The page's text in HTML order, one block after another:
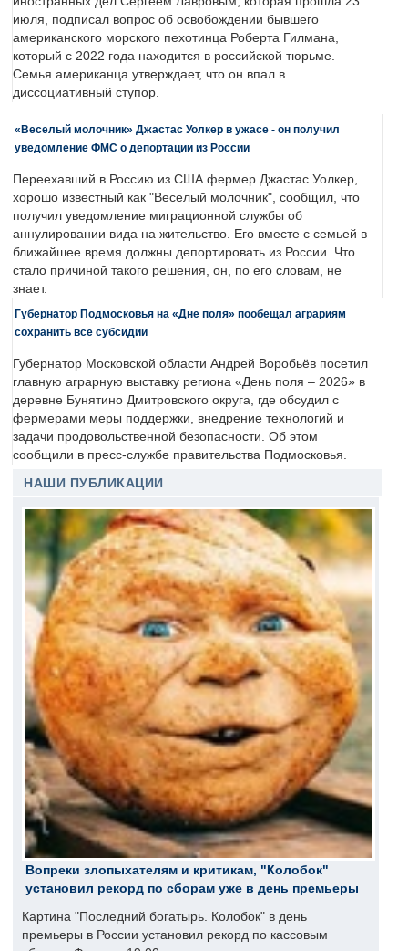
июля, подписал вопрос об освобождении бывшего
американского морского пехотинца Роберта Гилмана,
который с 2022 года находится в российской тюрьме.
Семья американца утверждает, что он впал в
диссоциативный ступор.
«Веселый молочник» Джастас Уолкер в ужасе - он получил
уведомление ФМС о депортации из России
Переехавший в Россию из США фермер Джастас Уолкер,
хорошо известный как "Веселый молочник", сообщил, что
получил уведомление миграционной службы об
аннулировании вида на жительство. Его вместе с семьей в
ближайшее время должны депортировать из России. Что
стало причиной такого решения, он, по его словам, не
знает.
Губернатор Подмосковья на «Дне поля» пообещал аграриям
сохранить все субсидии
Губернатор Московской области Андрей Воробьёв посетил
главную аграрную выставку региона «День поля – 2026» в
деревне Бунятино Дмитровского округа, где обсудил с
фермерами меры поддержки, внедрение технологий и
задачи продовольственной безопасности. Об этом
сообщили в пресс-службе правительства Подмосковья.
НАШИ ПУБЛИКАЦИИ
Вопреки злопыхателям и критикам, "Колобок"
установил рекорд по сборам уже в день премьеры
Картина "Последний богатырь. Колобок" в день
премьеры в России установил рекорд по кассовым